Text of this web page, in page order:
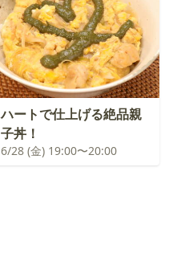
ハートで仕上げる絶品親
子丼！
6/28 (金) 19:00〜20:00